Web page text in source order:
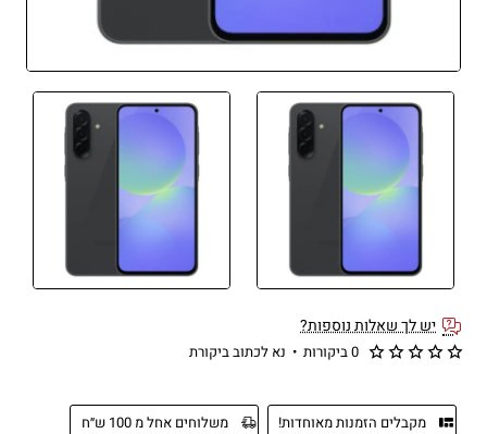
יש לך שאלות נוספות?
מקבלים הזמנות מאוחדות! משלוחים אחל מ 100 ש״ח
0 ביקורות • נא לכתוב ביקורת